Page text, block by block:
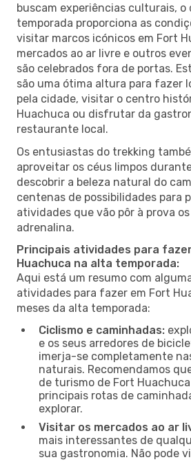
buscam experiências culturais,
temporada proporciona as
visitar marcos icónicos em Fort
mercados ao ar livre e outros
são celebrados fora de portas.
são uma ótima altura para fazer
pela cidade, visitar o centro
Huachuca ou disfrutar da
restaurante local.
Os entusiastas do trekking
aproveitar os céus limpos
descobrir a beleza natural do
centenas de possibilidades para
atividades que vão pôr à prova
adrenalina.
Principais atividades para
Huachuca na alta temporada:
Aqui está um resumo com
atividades para fazer em Fort
meses da alta temporada:
Ciclismo e caminhadas:
e os seus arredores de
imerja-se completamente
naturais. Recomendamos
de turismo de Fort
principais rotas de
explorar.
Visitar os mercados ao ar
mais interessantes de
sua gastronomia. Não pode